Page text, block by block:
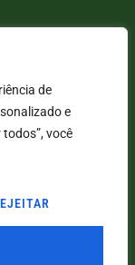
de
e
você
- SOLUÇÕES DIGITAIS |